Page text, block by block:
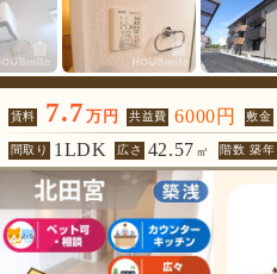
賃料 7.7 万円 共益費 6000円 敷金
間取り 1LDK 広さ 42.57 ㎡ 階数 築年